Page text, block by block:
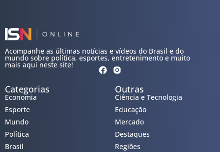
Acompanhe as últimas notícias e vídeos do Brasil e do
mundo sobre política, esportes, entretenimento e muito
mais aqui neste site!
Categorias
Economia
Esporte
Mundo
Política
Brasil
Outras
Ciência e Tecnologia
Educação
Mercado
Destaques
Regiões